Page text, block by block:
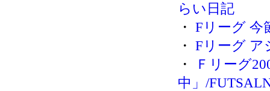
らい日記
・ Fリーグ 今
・ Fリーグ ア
・
Ｆリーグ
中」/